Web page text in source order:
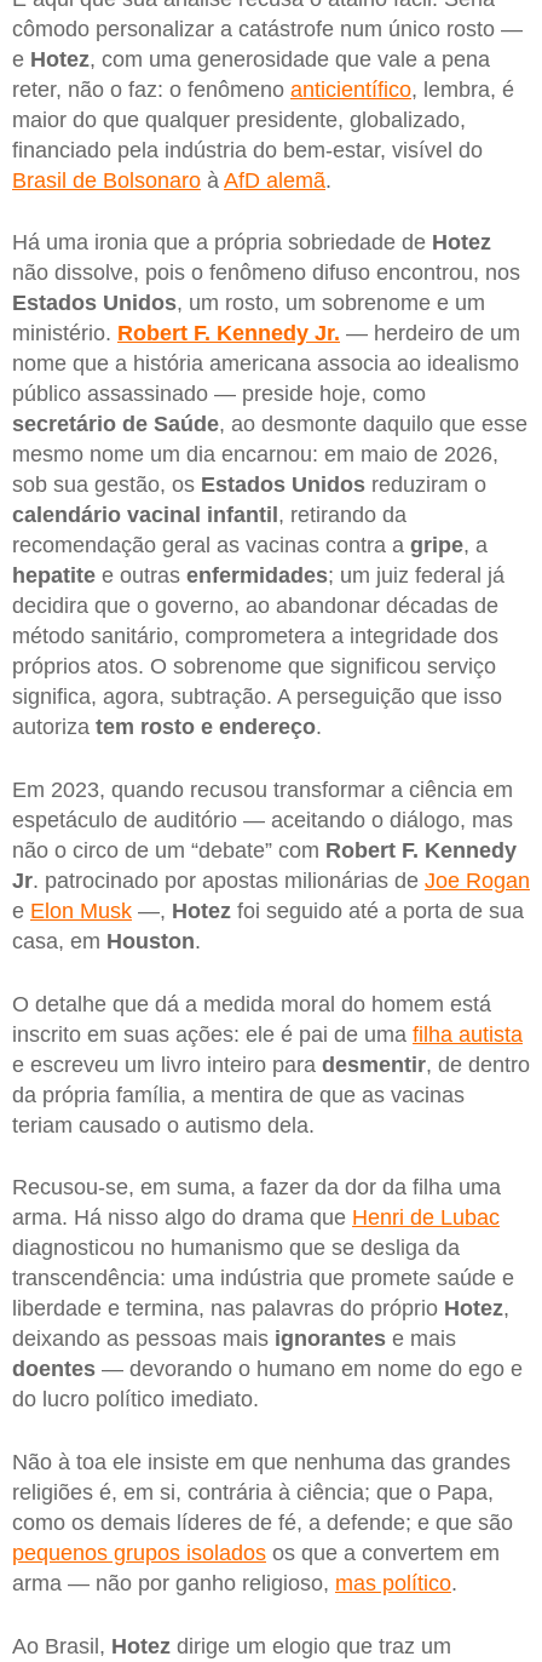
cômodo personalizar a catástrofe num único rosto —
e Hotez, com uma generosidade que vale a pena
reter, não o faz: o fenômeno anticientífico, lembra, é
maior do que qualquer presidente, globalizado,
financiado pela indústria do bem-estar, visível do
Brasil de Bolsonaro à AfD alemã.
Há uma ironia que a própria sobriedade de Hotez
não dissolve, pois o fenômeno difuso encontrou, nos
Estados Unidos, um rosto, um sobrenome e um
ministério. Robert F. Kennedy Jr. — herdeiro de um
nome que a história americana associa ao idealismo
público assassinado — preside hoje, como
secretário de Saúde, ao desmonte daquilo que esse
mesmo nome um dia encarnou: em maio de 2026,
sob sua gestão, os Estados Unidos reduziram o
calendário vacinal infantil , retirando da
recomendação geral as vacinas contra a gripe, a
hepatite e outras enfermidades; um juiz federal já
decidira que o governo, ao abandonar décadas de
método sanitário, comprometera a integridade dos
próprios atos. O sobrenome que significou serviço
significa, agora, subtração. A perseguição que isso
autoriza tem rosto e endereço.
Em 2023, quando recusou transformar a ciência em
espetáculo de auditório — aceitando o diálogo, mas
não o circo de um “debate” com Robert F. Kennedy
Jr. patrocinado por apostas milionárias de Joe Rogan
e Elon Musk —, Hotez foi seguido até a porta de sua
casa, em Houston.
O detalhe que dá a medida moral do homem está
inscrito em suas ações: ele é pai de uma filha autista
e escreveu um livro inteiro para desmentir, de dentro
da própria família, a mentira de que as vacinas
teriam causado o autismo dela.
Recusou-se, em suma, a fazer da dor da filha uma
arma. Há nisso algo do drama que Henri de Lubac
diagnosticou no humanismo que se desliga da
transcendência: uma indústria que promete saúde e
liberdade e termina, nas palavras do próprio Hotez,
deixando as pessoas mais ignorantes e mais
doentes — devorando o humano em nome do ego e
do lucro político imediato.
Não à toa ele insiste em que nenhuma das grandes
religiões é, em si, contrária à ciência; que o Papa,
como os demais líderes de fé, a defende; e que são
pequenos grupos isolados os que a convertem em
arma — não por ganho religioso, mas político.
Ao Brasil, Hotez dirige um elogio que traz um